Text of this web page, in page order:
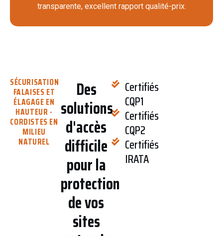
transparente, excellent rapport qualité-prix.
SÉCURISATION
FALAISES ET
ÉLAGAGE EN
HAUTEUR -
CORDISTES EN
MILIEU
NATUREL
Des
solutions
d'accès
difficile
pour la
protection
de vos
sites
Certifiés
CQP1
Certifiés
CQP2
Certifiés
IRATA